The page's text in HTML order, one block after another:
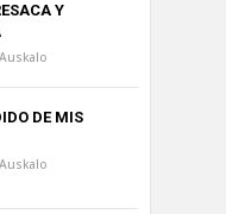
Y
Auskalo
DE MIS
Auskalo